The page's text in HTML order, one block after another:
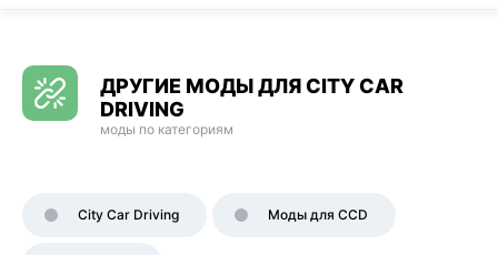
ДРУГИЕ МОДЫ ДЛЯ CITY CAR
DRIVING
моды по категориям
City Car Driving Моды для CCD